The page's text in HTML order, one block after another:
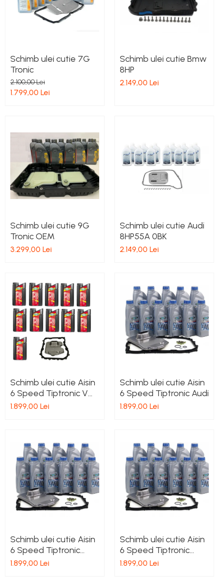
Schimb ulei cutie 7G
Tronic
2.100,00 Lei
1.799,00 Lei
Schimb ulei cutie Bmw
8HP
2.149,00 Lei
Schimb ulei cutie 9G
Tronic OEM
3.299,00 Lei
Schimb ulei cutie Audi
8HP55A 0BK
2.149,00 Lei
Schimb ulei cutie Aisin
6 Speed Tiptronic VW
09D
1.899,00 Lei
Schimb ulei cutie Aisin
6 Speed Tiptronic Audi
1.899,00 Lei
Schimb ulei cutie Aisin
6 Speed Tiptronic
Porsche
1.899,00 Lei
Schimb ulei cutie Aisin
6 Speed Tiptronic
Seat
1.899,00 Lei